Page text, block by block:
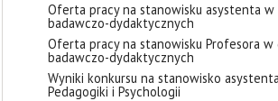
Oferta pracy na stanowisku asystenta
badawczo-dydaktycznych
Oferta pracy na stanowisku Profesora
badawczo-dydaktycznych
Wyniki konkursu na stanowisko
Pedagogiki i Psychologii